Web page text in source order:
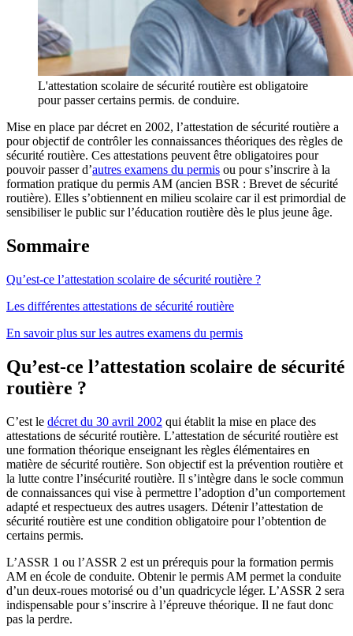
L'attestation scolaire de sécurité routière est obligatoire
pour passer certains permis. de conduire.
Mise en place par décret en 2002, l’attestation de sécurité routière a
pour objectif de contrôler les connaissances théoriques des règles de
sécurité routière. Ces attestations peuvent être obligatoires pour
pouvoir passer d’autres examens du permis ou pour s’inscrire à la
formation pratique du permis AM (ancien BSR : Brevet de sécurité
routière). Elles s’obtiennent en milieu scolaire car il est primordial de
sensibiliser le public sur l’éducation routière dès le plus jeune âge.
Sommaire
Qu’est-ce l’attestation scolaire de sécurité routière ?
Les différentes attestations de sécurité routière
En savoir plus sur les autres examens du permis
Qu’est-ce l’attestation scolaire de sécurité
routière ?
C’est le décret du 30 avril 2002 qui établit la mise en place des
attestations de sécurité routière. L’attestation de sécurité routière est
une formation théorique enseignant les règles élémentaires en
matière de sécurité routière. Son objectif est la prévention routière et
la lutte contre l’insécurité routière. Il s’intègre dans le socle commun
de connaissances qui vise à permettre l’adoption d’un comportement
adapté et respectueux des autres usagers. Détenir l’attestation de
sécurité routière est une condition obligatoire pour l’obtention de
certains permis.
L’ASSR 1 ou l’ASSR 2 est un prérequis pour la formation permis
AM en école de conduite. Obtenir le permis AM permet la conduite
d’un deux-roues motorisé ou d’un quadricycle léger. L’ASSR 2 sera
indispensable pour s’inscrire à l’épreuve théorique. Il ne faut donc
pas la perdre.